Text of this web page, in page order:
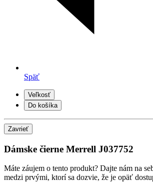
Späť
Veľkosť
Do košíka
Zavrieť
Dámske čierne Merrell J037752
Máte záujem o tento produkt? Dajte nám na
medzi prvými, ktorí sa dozvie, že je opäť